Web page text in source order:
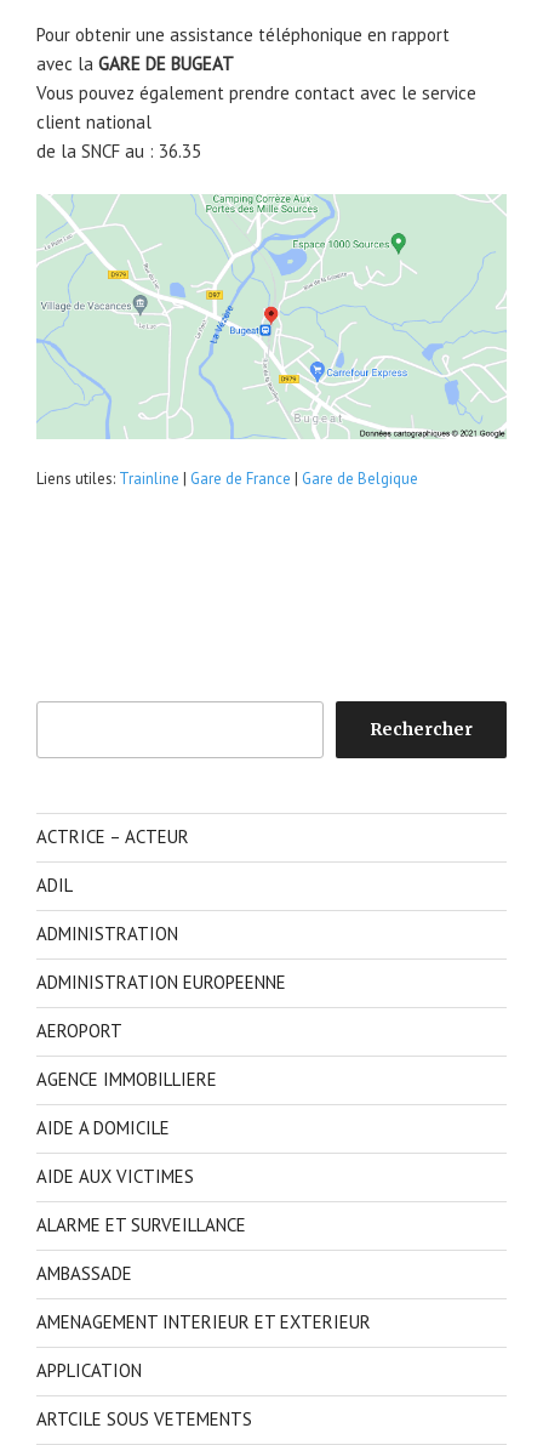
Pour obtenir une assistance téléphonique en rapport
avec la GARE DE BUGEAT
Vous pouvez également prendre contact avec le service
client national
de la SNCF au : 36.35
Liens utiles: Trainline | Gare de France | Gare de Belgique
Rechercher
ACTRICE – ACTEUR
ADIL
ADMINISTRATION
ADMINISTRATION EUROPEENNE
AEROPORT
AGENCE IMMOBILLIERE
AIDE A DOMICILE
AIDE AUX VICTIMES
ALARME ET SURVEILLANCE
AMBASSADE
AMENAGEMENT INTERIEUR ET EXTERIEUR
APPLICATION
ARTCILE SOUS VETEMENTS